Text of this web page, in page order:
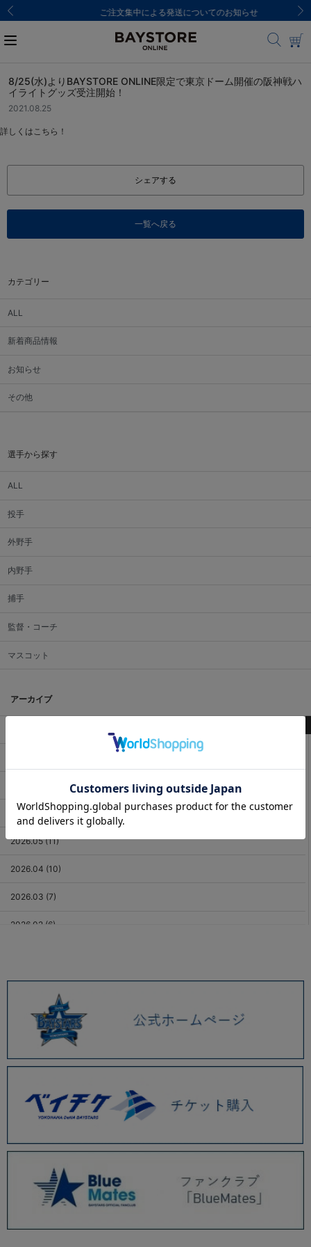
ご注文集中による発送についてのお知らせ
カテゴリー
ALL
新着商品情報
お知らせ
その他
選手から探す
ALL
投手
外野手
内野手
捕手
監督・コーチ
マスコット
アーカイブ
2026.06 (12)
2026.05 (11)
2026.04 (10)
2026.03 (7)
2026.02 (6)
2025.12 (3)
2025.11 (6)
2025.10 (5)
2025.09 (5)
2025.08 (6)
2025.07 (6)
2025.05 (9)
2025.04 (9)
2025.03 (9)
8/25(水)よりBAYSTORE ONLINE限定で東京ドーム開催の阪神戦ハ
イライトグッズ受注開始！
2021.08.25
詳しくはこちら！
シェアする
一覧へ戻る